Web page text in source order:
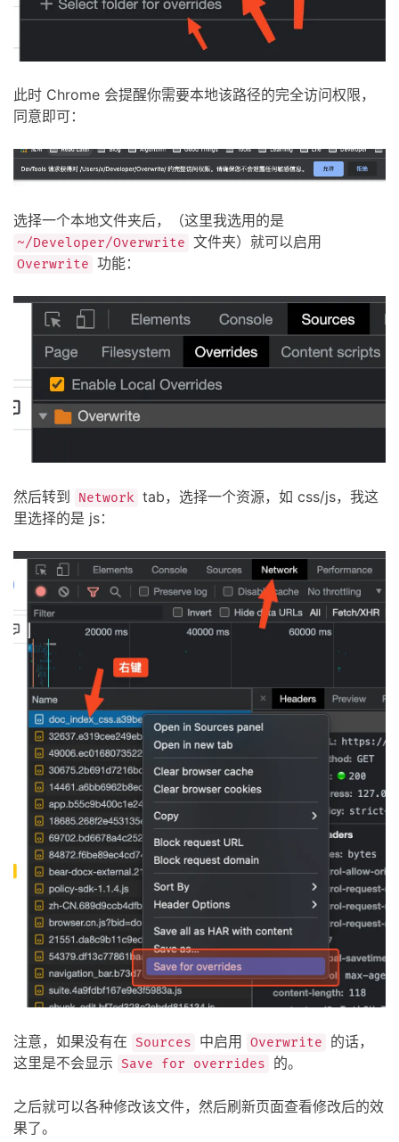
此时 Chrome 会提醒你需要本地该路径的完全访问权限，
同意即可：
选择一个本地文件夹后，（这里我选用的是
~/Developer/Overwrite 文件夹）就可以启用
Overwrite 功能：
然后转到 Network tab，选择一个资源，如 css/js，我这
里选择的是 js：
注意，如果没有在 Sources 中启用 Overwrite
的话，
这里是不会显示 Save for overrides 的。
之后就可以各种修改该文件，然后刷新页面查看修改后的效
果了。